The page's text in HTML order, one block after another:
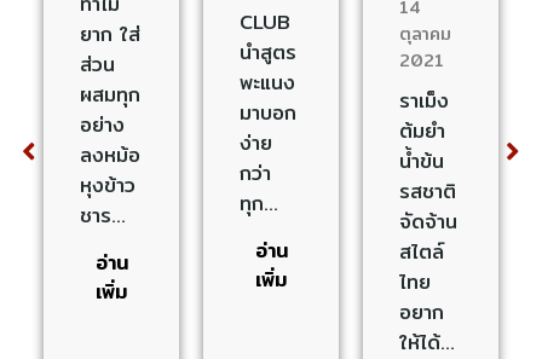
ยาก ใส่
ส่วน
ผสมทุก
อย่าง
ลงหม้อ
หุงข้าว
ชาร…
อ่าน
เพิ่ม
CLUB
นำสูตร
พะแนง
มาบอก
ง่าย
กว่า
ทุก…
อ่าน
เพิ่ม
14
ตุลาคม
2021
ราเม็ง
ต้มยำ
น้ำข้น
รสชาติ
จัดจ้าน
สไตล์
ไทย
อยาก
ให้ได้…